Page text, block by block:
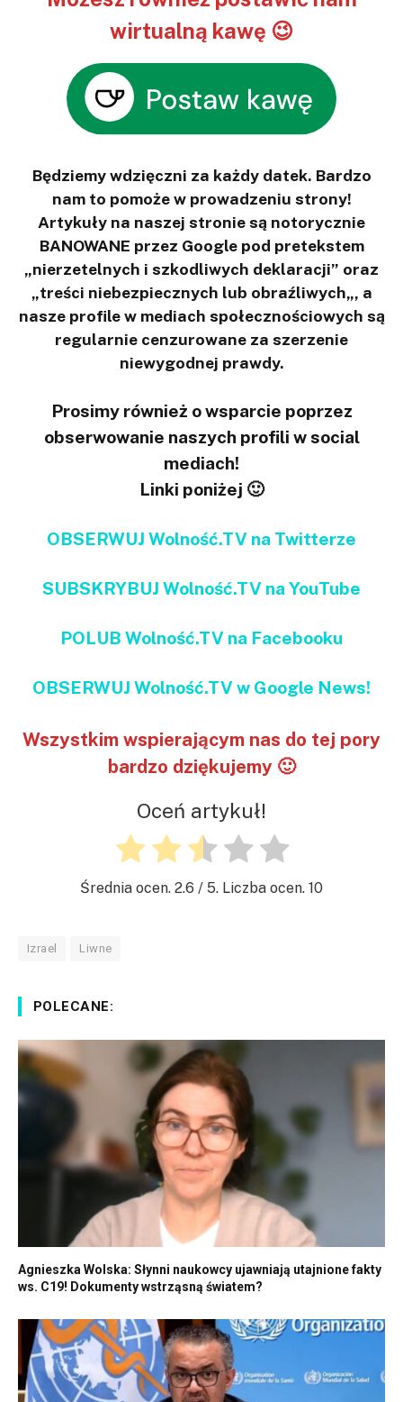
wirtualną kawę 😉
Będziemy wdzięczni za każdy datek. Bardzo
nam to pomoże w prowadzeniu strony!
Artykuły na naszej stronie są notorycznie
BANOWANE przez Google pod pretekstem
„nierzetelnych i szkodliwych deklaracji” oraz
„treści niebezpiecznych lub obraźliwych„, a
nasze profile w mediach społecznościowych są
regularnie cenzurowane za szerzenie
niewygodnej prawdy.
Prosimy również o wsparcie poprzez
obserwowanie naszych profili w social
mediach!
Linki poniżej 🙂
OBSERWUJ Wolność.TV na Twitterze
SUBSKRYBUJ Wolność.TV na YouTube
POLUB Wolność.TV na Facebooku
OBSERWUJ Wolność.TV w Google News!
Wszystkim wspierającym nas do tej pory
bardzo dziękujemy 🙂
Oceń artykuł!
Średnia ocen. 2.6 / 5. Liczba ocen. 10
Izrael Liwne
POLECANE:
Agnieszka Wolska: Słynni naukowcy ujawniają utajnione fakty
ws. C19! Dokumenty wstrząsną światem?